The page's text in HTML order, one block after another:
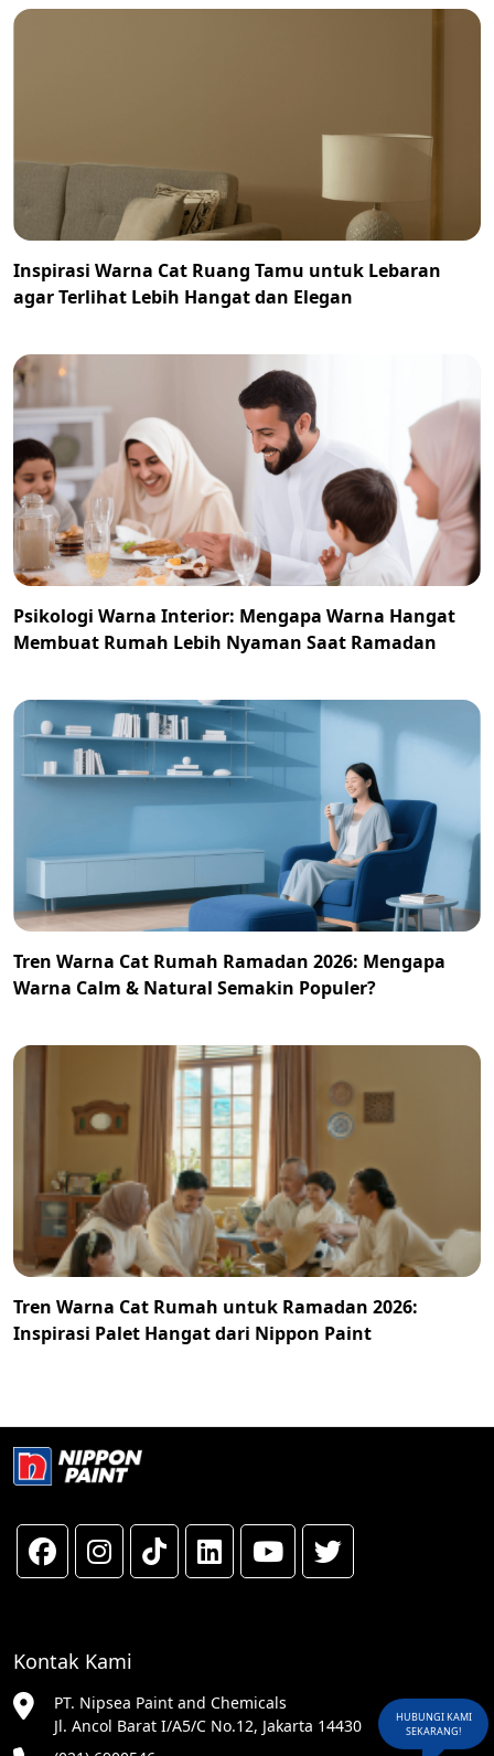
Inspirasi Warna Cat Ruang Tamu untuk Lebaran
agar Terlihat Lebih Hangat dan Elegan
Psikologi Warna Interior: Mengapa Warna Hangat
Membuat Rumah Lebih Nyaman Saat Ramadan
Tren Warna Cat Rumah Ramadan 2026: Mengapa
Warna Calm & Natural Semakin Populer?
Tren Warna Cat Rumah untuk Ramadan 2026:
Inspirasi Palet Hangat dari Nippon Paint
HUBUNGI KAMI
SEKARANG!
Kontak Kami
PT. Nipsea Paint and Chemicals
Jl. Ancol Barat I/A5/C No.12, Jakarta 14430